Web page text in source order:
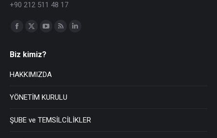
+90 212 511 48 17
Find us on:
Biz kimiz?
HAKKIMIZDA
YÖNETİM KURULU
ŞUBE ve TEMSİLCİLİKLER